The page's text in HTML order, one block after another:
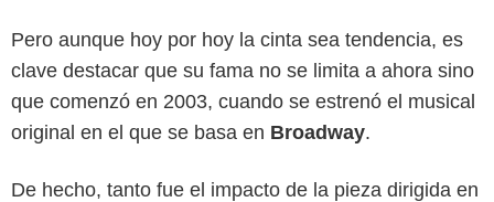
Pero aunque hoy por hoy la cinta sea tendencia, es
clave destacar que su fama no se limita a ahora sino
que comenzó en 2003, cuando se estrenó el musical
original en el que se basa en Broadway.
De hecho, tanto fue el impacto de la pieza dirigida en
Universal Pictures